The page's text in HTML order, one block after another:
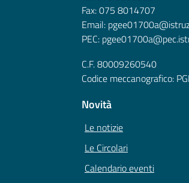
Fax: 075 8014707
Email:
PEC:
C.F. 80009260540
Codice meccanografico:
Novità
Le notizie
Le Circolari
Calendario eventi